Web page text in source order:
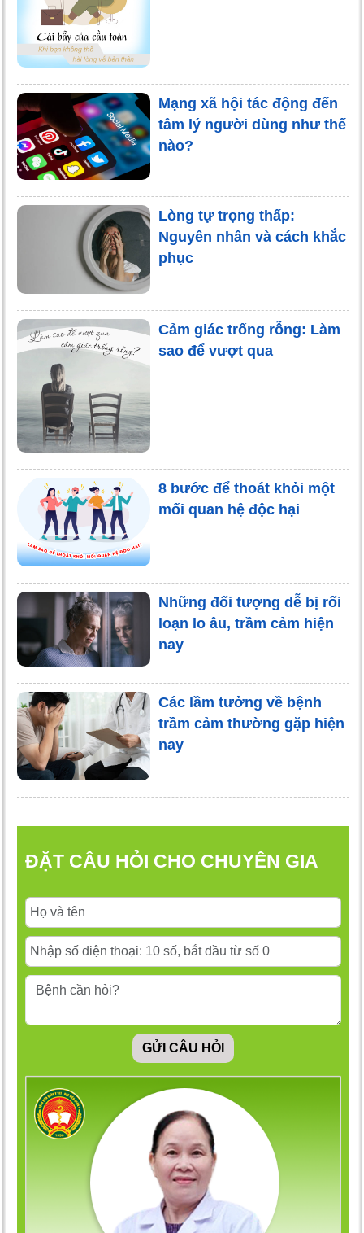
Mạng xã hội tác động đến
tâm lý người dùng như thế
nào?
Lòng tự trọng thấp:
Nguyên nhân và cách khắc
phục
Cảm giác trống rỗng: Làm
sao để vượt qua
8 bước để thoát khỏi một
mối quan hệ độc hại
Những đối tượng dễ bị rối
loạn lo âu, trầm cảm hiện
nay
Các lầm tưởng về bệnh
trầm cảm thường gặp hiện
nay
ĐẶT CÂU HỎI CHO CHUYÊN GIA
GỬI CÂU HỎI